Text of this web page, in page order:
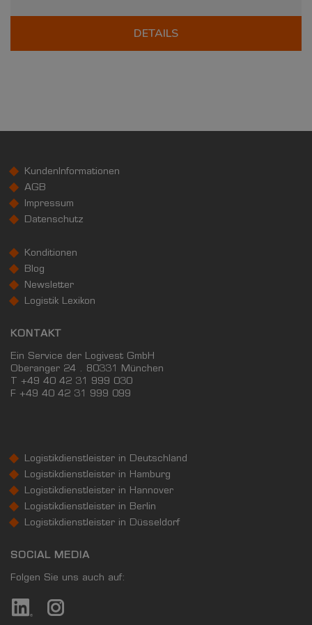
DETAILS
KundenInformationen
AGB
Impressum
Datenschutz
Konditionen
Blog
Newsletter
Logistik Lexikon
KONTAKT
Ein Service der Logivest GmbH
Oberanger 24 . 80331 München
T +49 40 42 31 999 030
F +49 40 42 31 999 099
Logistikdienstleister in Deutschland
Logistikdienstleister in Hamburg
Logistikdienstleister in Hannover
Logistikdienstleister in Berlin
Logistikdienstleister in Düsseldorf
SOCIAL MEDIA
Folgen Sie uns auch auf: